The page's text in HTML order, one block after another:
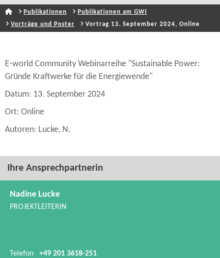
Publikationen
Publikationen am GWI
Vorträge und Poster
Vortrag 13. September 2024, Online
E-​world Community Webinarreihe "Sustainable Power:
Gründe Kraftwerke für die Energiewende"
Datum: 13. September 2024
Ort: Online
Autoren: Lucke, N.
Ihre Ansprechpartnerin
Nadine Lucke
PROJEKTLEITERIN
Telefon +49 201 3618-251